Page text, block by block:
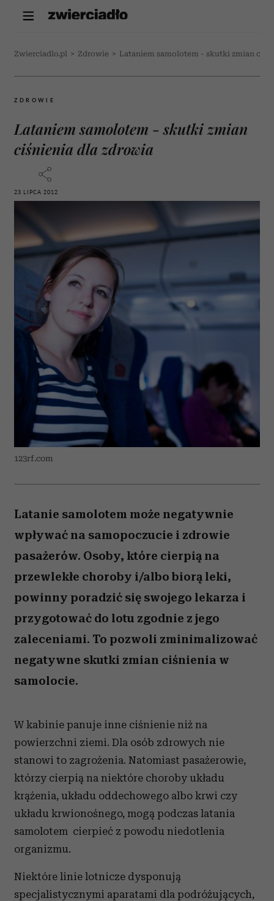
Zwierciadlo.pl > Zdrowie > Lataniem samolotem - skutki zmian
ZDROWIE
Lataniem samolotem - skutki zmian
ciśnienia dla zdrowia
23 LIPCA 2012
123rf.com
Latanie samolotem może negatywnie
wpływać na samopoczucie i zdrowie
pasażerów. Osoby, które cierpią na
przewlekłe choroby i/albo biorą leki,
powinny poradzić się swojego lekarza i
przygotować do lotu zgodnie z jego
zaleceniami. To pozwoli zminimalizować
negatywne skutki zmian ciśnienia w
samolocie.
W kabinie panuje inne ciśnienie niż na
powierzchni ziemi. Dla osób zdrowych nie
stanowi to zagrożenia. Natomiast pasażerowie,
którzy cierpią na niektóre choroby układu
krążenia, układu oddechowego albo krwi czy
układu krwionośnego, mogą podczas latania
samolotem cierpieć z powodu niedotlenia
organizmu.
Niektóre linie lotnicze dysponują
specjalistycznymi aparatami dla podróżujących,